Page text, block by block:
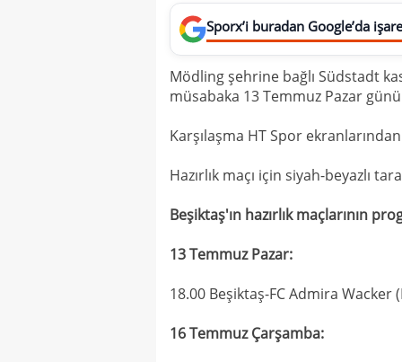
Sporx’i buradan Google’da
Mödling şehrine bağlı Südstadt
müsabaka 13 Temmuz Pazar
Karşılaşma HT Spor
Hazırlık maçı için siyah-beyazlı
Beşiktaş'ın hazırlık maçlarının
13 Temmuz Pazar:
18.00 Beşiktaş-FC Admira Wacker
16 Temmuz Çarşamba: